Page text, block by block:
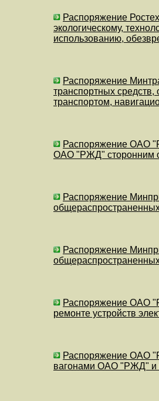
Распоряжение
экологическому,
использованию,
Распоряжение
транспортных
транспортом,
Распоряжение ОАО
ОАО "РЖД" сторонним
Распоряжение
Распоряжение
Распоряжение ОАО
ремонте устройств
Распоряжение ОАО
вагонами ОАО "РЖД" и